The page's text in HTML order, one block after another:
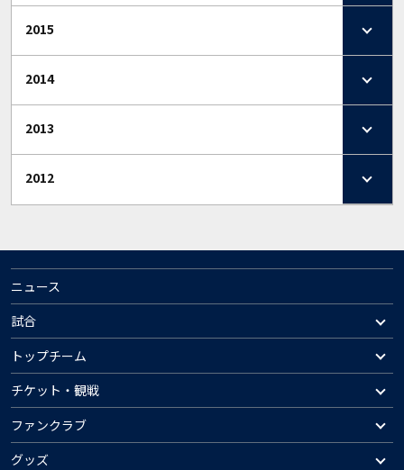
2015
2014
2013
2012
ニュース
試合
トップチーム
チケット・観戦
ファンクラブ
グッズ